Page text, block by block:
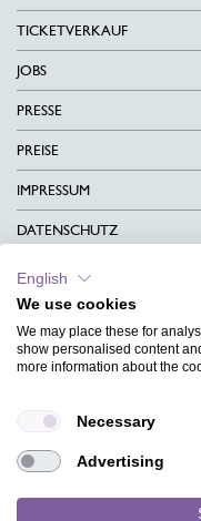
TICKETVERKAUF
JOBS
PRESSE
PREISE
IMPRESSUM
DATENSCHUTZ
KONTAKT
AGB
CHARITY
MAGAZIN
HILFE
English
We use cookies
We may place these for
show personalised content
more information about the
Necessary
Advertising